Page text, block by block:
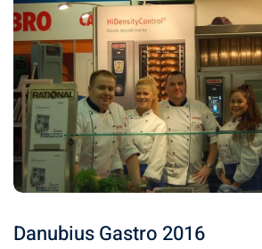
Danubius Gastro 2016